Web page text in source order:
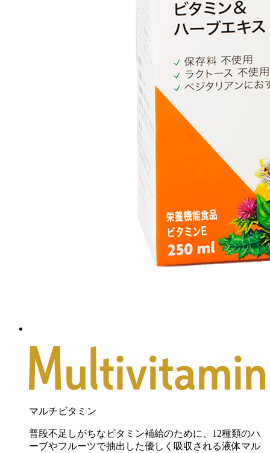
マルチビタミン
普段不足しがちなビタミン補給のために、12種類のハ
ーブやフルーツで抽出した優しく吸収される液体マル